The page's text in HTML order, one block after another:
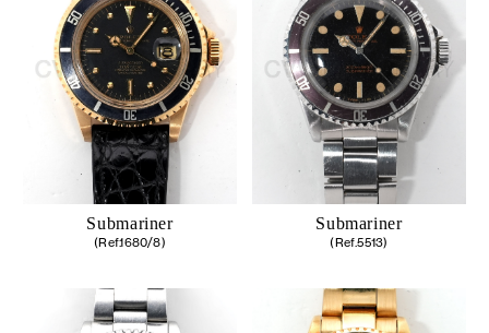
Submariner
(Ref.1680/8)
Submariner
(Ref.5513)